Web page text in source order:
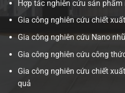
Hợp tác nghiên cứu sản phẩm
Gia công nghiên cứu chiết
Gia công nghiên cứu Nano
Gia công nghiên cứu công
Gia công nghiên cứu chiết
quả